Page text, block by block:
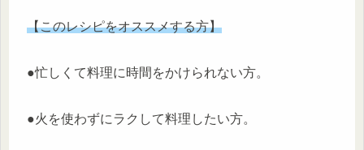
【このレシピをオススメする方】
●忙しくて料理に時間をかけられない方。
●火を使わずにラクして料理したい方。